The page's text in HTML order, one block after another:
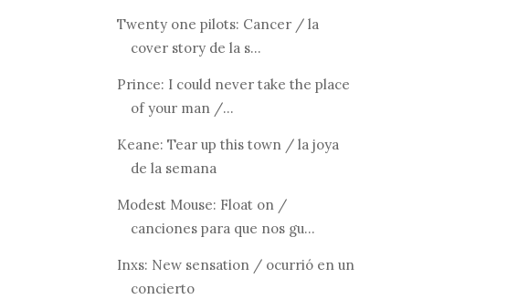
Twenty one pilots: Cancer / la
cover story de la s...
Prince: I could never take the place
of your man /...
Keane: Tear up this town / la joya
de la semana
Modest Mouse: Float on /
canciones para que nos gu...
Inxs: New sensation / ocurrió en un
concierto